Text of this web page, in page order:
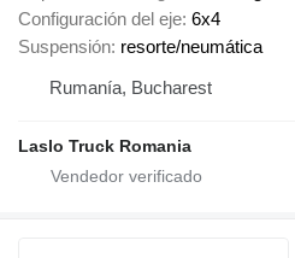
Configuración del eje 6x4
Suspensión resorte/neumática
Rumanía, Bucharest
Laslo Truck Romania